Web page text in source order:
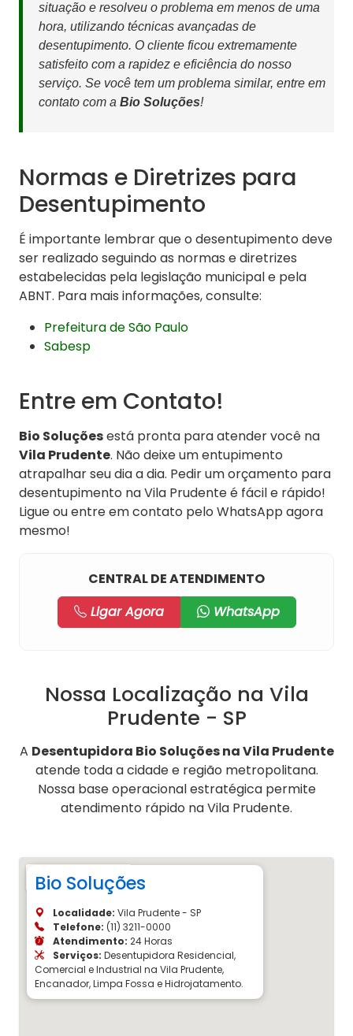
situação e resolveu o problema em menos de uma
hora, utilizando técnicas avançadas de
desentupimento. O cliente ficou extremamente
satisfeito com a rapidez e eficiência do nosso
serviço. Se você tem um problema similar, entre em
contato com a Bio Soluções!
Normas e Diretrizes para
Desentupimento
É importante lembrar que o desentupimento deve
ser realizado seguindo as normas e diretrizes
estabelecidas pela legislação municipal e pela
ABNT. Para mais informações, consulte:
Prefeitura de São Paulo
Sabesp
Entre em Contato!
Bio Soluçõesestá pronta para atender você na
Vila Prudente. Não deixe um entupimento
atrapalhar seu dia a dia. Pedir um orçamento para
desentupimento na Vila Prudente é fácil e rápido!
Ligue ou entre em contato pelo WhatsApp agora
mesmo!
CENTRAL DE ATENDIMENTO
Ligar Agora
WhatsApp
Nossa Localização na Vila
Prudente - SP
A Desentupidora Bio Soluções na Vila Prudente
atende toda a cidade e região metropolitana.
Nossa base operacional estratégica permite
atendimento rápido na Vila Prudente.
Bio Soluções
Localidade: Vila Prudente - SP
Telefone: (11) 3211-0000
Atendimento: 24 Horas
Serviços: Desentupidora Residencial,
Comercial e Industrial na Vila Prudente,
Encanador, Limpa Fossa e Hidrojatamento.